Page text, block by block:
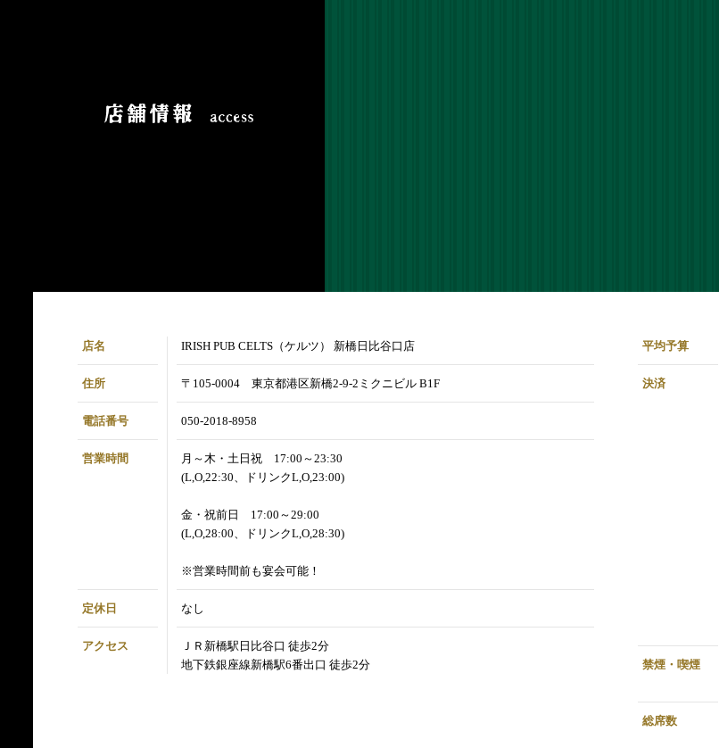
店名 IRISH PUB CELTS（ケルツ） 新橋日比谷口店
住所 〒105-0004 東京都港区新橋2-9-2ミクニビル B1F
電話番号 050-2018-8958
営業時間
月～木・土日祝 17:00～23:30
(L,O,22:30、ドリンクL,O,23:00)
金・祝前日 17:00～29:00
(L,O,28:00、ドリンクL,O,28:30)
※営業時間前も宴会可能！
定休日 なし
アクセス
ＪＲ新橋駅日比谷口 徒歩2分
地下鉄銀座線新橋駅6番出口 徒歩2分
平均予算
決済
禁煙・喫煙
総席数